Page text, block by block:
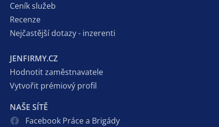
Ceník služeb
Recenze
Nejčastější dotazy - inzerenti
JENFIRMY.CZ
Hodnotit zaměstnavatele
Vytvořit prémiový profil
NAŠE SÍTĚ
Facebook Práce a Brigády